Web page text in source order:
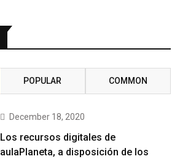
POPULAR COMMON
December 18, 2020
Los recursos digitales de
aulaPlaneta, a disposición de los